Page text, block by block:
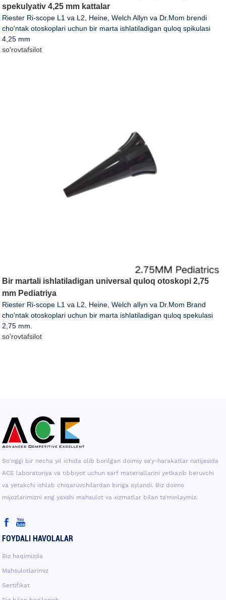
spekulyativ 4,25 mm kattalar
Riester Ri-scope L1 va L2, Heine, Welch Allyn va Dr.Mom brendi
cho'ntak otoskoplari uchun bir marta ishlatiladigan quloq spikulasi
4,25 mm
so'rovtafsilot
Bir martali ishlatiladigan universal quloq otoskopi 2,75
mm Pediatriya
Riester Ri-scope L1 va L2, Heine, Welch allyn va Dr.Mom Brand
cho'ntak otoskoplari uchun bir marta ishlatiladigan quloq spekulasi
2,75 mm.
so'rovtafsilot
So'nggi bir necha yil ichida olib borilgan doimiy sa'y-harakatlar natijasida
ACE laboratoriya va tibbiyot uchun sarf materiallarini yetkazib beruvchi
va yetakchi ishlab chiqaruvchilardan biriga aylandi. Biz doimo
mijozlarimizni eng yaxshi mahsulot va xizmatlar bilan ta'minlaymiz.
FOYDALI HAVOLALAR
Biz haqimizda
Mahsulotlarimiz
Sertifikat